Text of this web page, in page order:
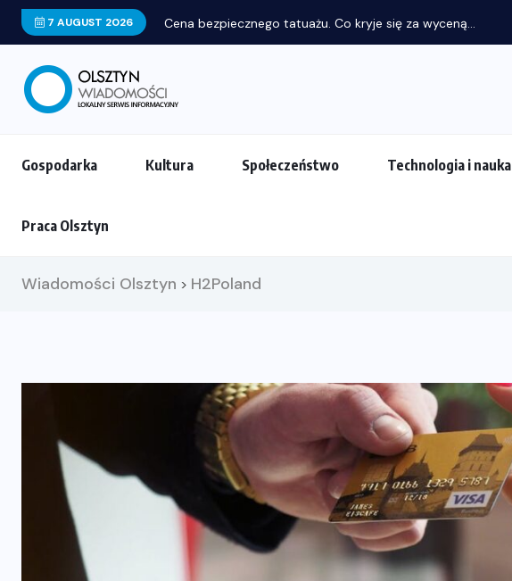
7 AUGUST 2026 Cena bezpiecznego tatuażu. Co kryje się za wyceną...
Gospodarka Kultura Społeczeństwo Technologia i nauka
Praca Olsztyn
Wiadomości Olsztyn > H2Poland